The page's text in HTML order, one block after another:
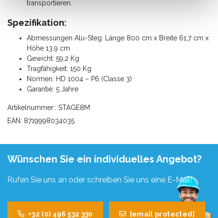
transportieren.
Spezifikation:
Abmessungen Alu-Steg: Länge 800 cm x Breite 61,7 cm x
Höhe 13,9 cm
Gewicht: 59,2 Kg
Tragfähigkeit: 150 Kg
Normen: HD 1004 – P6 (Classe 3)
Garantie: 5 Jahre
Artikelnummer:: STAGE8M
EAN: 8719998034035
Wünschen Sie ein individuelles Angebot?
Rufen Sie uns an oder schreiben Sie uns eine E-Mail!
+32 (0) 496 532 330 [email protected]